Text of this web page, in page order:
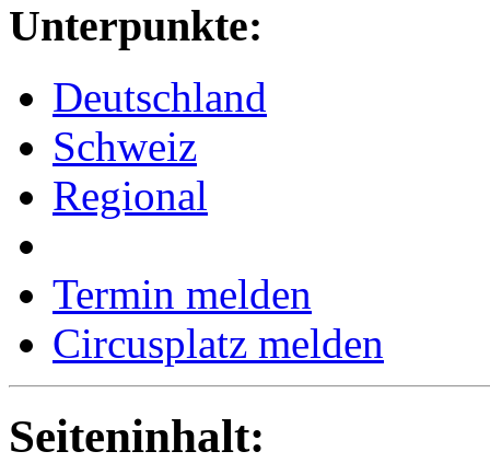
Unterpunkte:
Deutschland
Schweiz
Regional
Termin melden
Circusplatz melden
Seiteninhalt: